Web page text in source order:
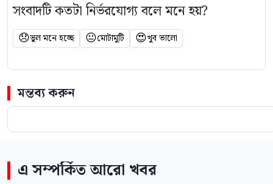
সংবাদটি কতটা নির্ভরযোগ্য বলে মনে হয়?
😞ভুল মনে হচ্ছে 😐মোটামুটি 😍খুব ভালো
মন্তব্য করুন
এ সম্পর্কিত আরো খবর